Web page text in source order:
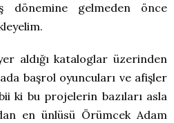
dönemine gelmeden önce
aldığı kataloglar üzerinden
başrol oyuncuları ve afişler
ki bu projelerin bazıları asla
en ünlüsü Örümcek Adam